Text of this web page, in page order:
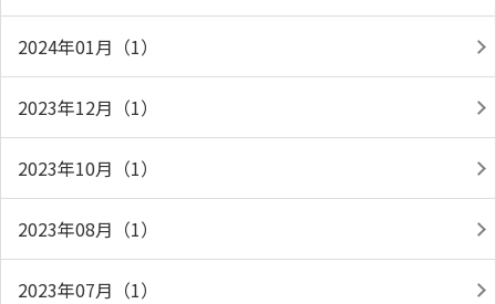
2024年01月（1）
2023年12月（1）
2023年10月（1）
2023年08月（1）
2023年07月（1）